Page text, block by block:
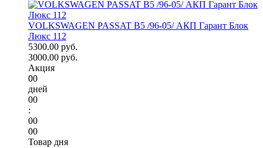
VOLKSWAGEN PASSAT B5 /96-05/ АКП Гарант Блок
Люкс 112
5300.00 руб.
3000.00 руб.
Акция
00
дней
00
:
00
00
Товар дня